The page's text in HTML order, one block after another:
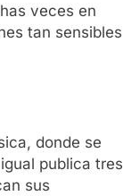
veces en
tan sensibles
donde se
publica tres
sus